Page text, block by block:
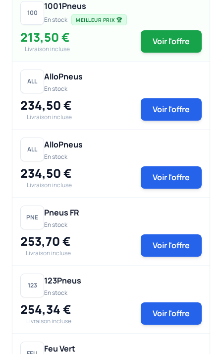
100
1001Pneus
En stock MEILLEUR PRIX 🏆
213,50 €
Livraison incluse
Voir l'offre
ALL AlloPneus
En stock
234,50 €
Livraison incluse
Voir l'offre
ALL AlloPneus
En stock
234,50 €
Livraison incluse
Voir l'offre
PNE Pneus FR
En stock
253,70 €
Livraison incluse
Voir l'offre
123 123Pneus
En stock
254,34 €
Livraison incluse
Voir l'offre
Feu Vert